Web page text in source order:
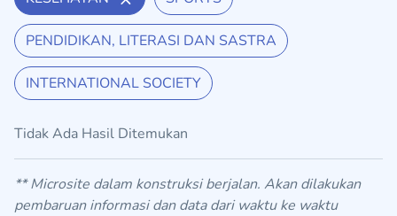
PENDIDIKAN, LITERASI DAN SASTRA
INTERNATIONAL SOCIETY
Tidak Ada Hasil Ditemukan
** Microsite dalam konstruksi berjalan. Akan dilakukan
pembaruan informasi dan data dari waktu ke waktu